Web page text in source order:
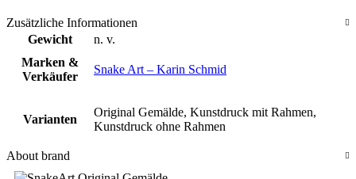
Zusätzliche Informationen
Gewicht
n. v.
Marken &
Verkäufer
Snake Art – Karin Schmid
Varianten
Original Gemälde, Kunstdruck mit Rahmen,
Kunstdruck ohne Rahmen
About brand